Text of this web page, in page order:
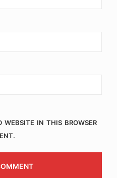
IN THIS BROWSER